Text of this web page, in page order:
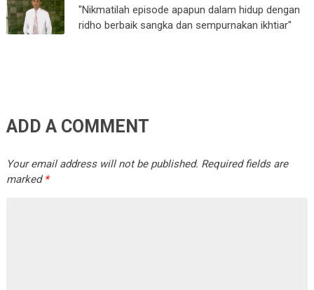
"Nikmatilah episode apapun dalam hidup dengan
ridho berbaik sangka dan sempurnakan ikhtiar"
ADD A COMMENT
Your email address will not be published. Required fields are
marked *